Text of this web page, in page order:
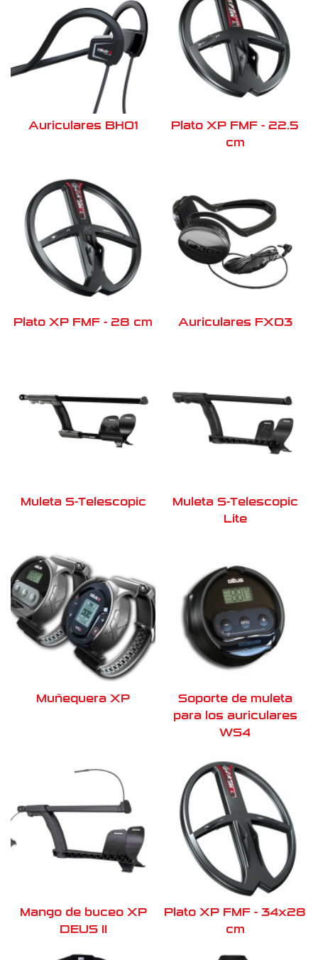
Auriculares BH01
Plato XP FMF - 22.5
cm
Plato XP FMF - 28 cm Auriculares FX03
Muleta S-Telescopic
Muleta S-Telescopic
Lite
Muñequera XP
Soporte de muleta
para los auriculares
WS4
Mango de buceo XP
DEUS II
Plato XP FMF - 34x28
cm